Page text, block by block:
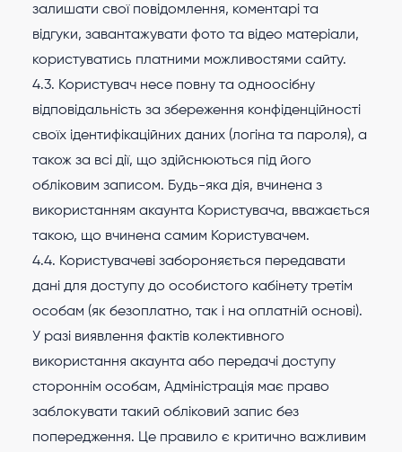
залишати свої повідомлення, коментарі та
відгуки, завантажувати фото та відео матеріали,
користуватись платними можливостями сайту.
4.3. Користувач несе повну та одноосібну
відповідальність за збереження конфіденційності
своїх ідентифікаційних даних (логіна та пароля), а
також за всі дії, що здійснюються під його
обліковим записом. Будь-яка дія, вчинена з
використанням акаунта Користувача, вважається
такою, що вчинена самим Користувачем.
4.4. Користувачеві забороняється передавати
дані для доступу до особистого кабінету третім
особам (як безоплатно, так і на оплатній основі).
У разі виявлення фактів колективного
використання акаунта або передачі доступу
стороннім особам, Адміністрація має право
заблокувати такий обліковий запис без
попередження. Це правило є критично важливим